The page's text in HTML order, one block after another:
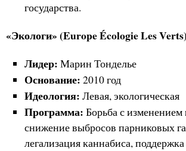
государства.
«Экологи» (Europe Écologie Les Verts)
Лидер: Марин Тонделье
Основание: 2010 год
Идеология: Левая, экологическая
Программа: Борьба с изменением
снижение выбросов парниковых
легализация каннабиса,